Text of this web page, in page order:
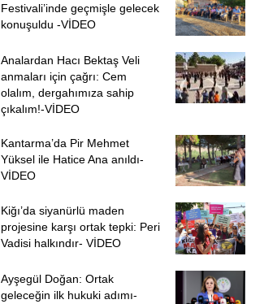
Festivali’inde geçmişle gelecek
konuşuldu -VİDEO
Analardan Hacı Bektaş Veli
anmaları için çağrı: Cem
olalım, dergahımıza sahip
çıkalım!-VİDEO
Kantarma’da Pir Mehmet
Yüksel ile Hatice Ana anıldı-
VİDEO
Kiğı’da siyanürlü maden
projesine karşı ortak tepki: Peri
Vadisi halkındır- VİDEO
Ayşegül Doğan: Ortak
geleceğin ilk hukuki adımı-